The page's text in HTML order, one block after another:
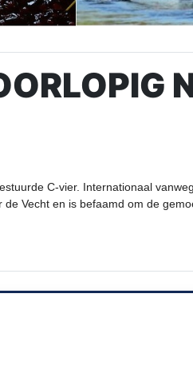
C-vier. Internationaal
Vecht en is befaamd om de